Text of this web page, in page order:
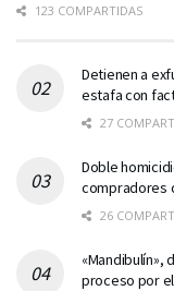
123 COMPARTIDAS
Detienen a
estafa con
27
Doble
compradores
26
«Mandibulín»,
proceso por